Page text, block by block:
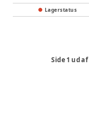
Lagerstatus
Side 1 ud af